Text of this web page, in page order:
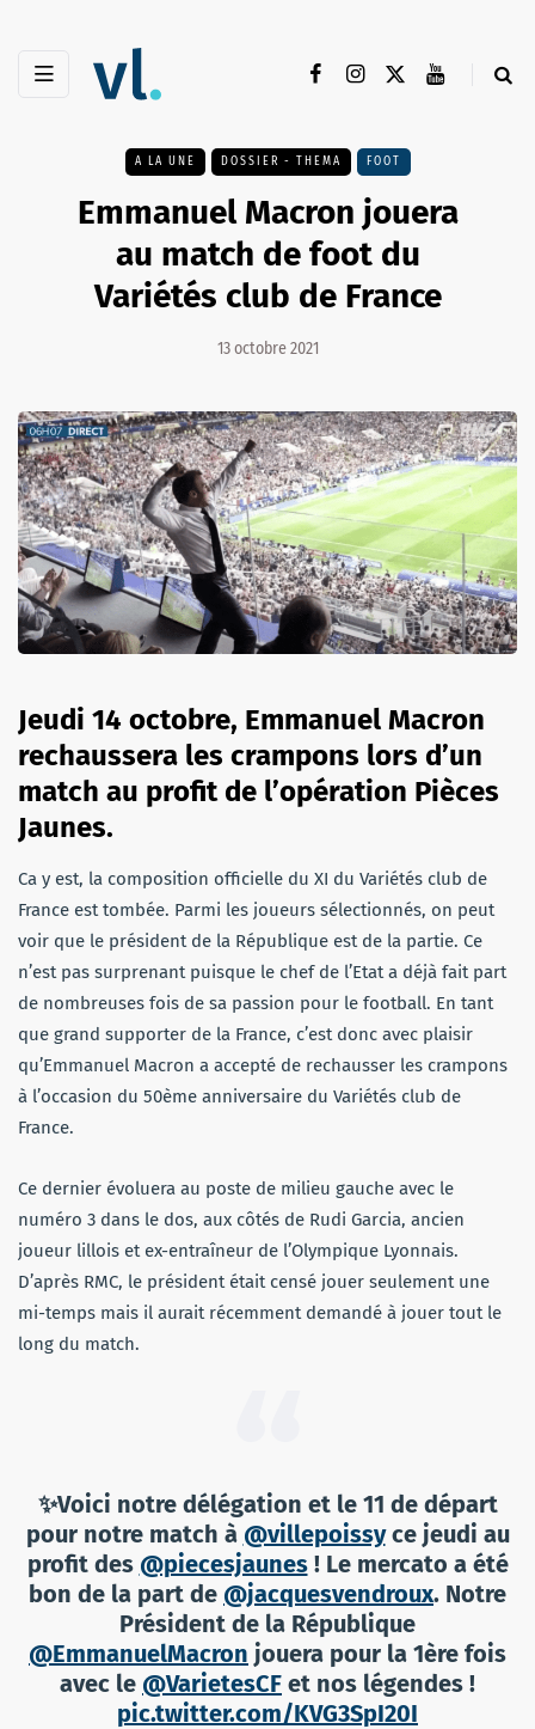
A LA UNE DOSSIER - THEMA FOOT
Emmanuel Macron jouera
au match de foot du
Variétés club de France
13 octobre 2021
Jeudi 14 octobre, Emmanuel Macron
rechaussera les crampons lors d’un
match au profit de l’opération Pièces
Jaunes.
Ca y est, la composition officielle du XI du Variétés club de
France est tombée. Parmi les joueurs sélectionnés, on peut
voir que le président de la République est de la partie. Ce
n’est pas surprenant puisque le chef de l’Etat a déjà fait part
de nombreuses fois de sa passion pour le football. En tant
que grand supporter de la France, c’est donc avec plaisir
qu’Emmanuel Macron a accepté de rechausser les crampons
à l’occasion du 50ème anniversaire du Variétés club de
France.
Ce dernier évoluera au poste de milieu gauche avec le
numéro 3 dans le dos, aux côtés de Rudi Garcia, ancien
joueur lillois et ex-entraîneur de l’Olympique Lyonnais.
D’après RMC, le président était censé jouer seulement une
mi-temps mais il aurait récemment demandé à jouer tout le
long du match.
✨Voici notre délégation et le 11 de départ
pour notre match à @villepoissyce jeudi au
profit des @piecesjaunes! Le mercato a été
bon de la part de @jacquesvendroux. Notre
Président de la République
@EmmanuelMacron jouera pour la 1ère fois
avec le @VarietesCF et nos légendes !
pic.twitter.com/KVG3SpI20I